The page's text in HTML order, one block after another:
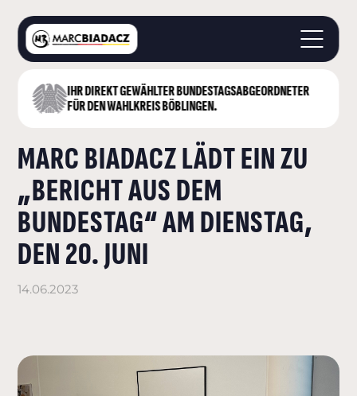
IHR DIREKT GEWÄHLTER BUNDESTAGS­ABGEORDNETER
FÜR DEN WAHLKREIS BÖBLINGEN.
STARTSEITE
LANDKREIS BÖBLINGEN
DEUTSCHER BUNDESTAG
AKTUELLES
KONTAKT
MARC BIADACZ LÄDT EIN ZU
„BERICHT AUS DEM
BUNDESTAG“ AM DIENSTAG,
DEN 20. JUNI
14.06.2023